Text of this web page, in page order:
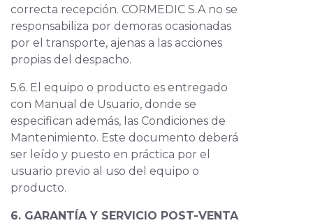
correcta recepción. CORMEDIC S.A no se
responsabiliza por demoras ocasionadas
por el transporte, ajenas a las acciones
propias del despacho.
5.6. El equipo o producto es entregado
con Manual de Usuario, donde se
especifican además, las Condiciones de
Mantenimiento. Este documento deberá
ser leído y puesto en práctica por el
usuario previo al uso del equipo o
producto.
6. GARANTÍA Y SERVICIO POST-VENTA